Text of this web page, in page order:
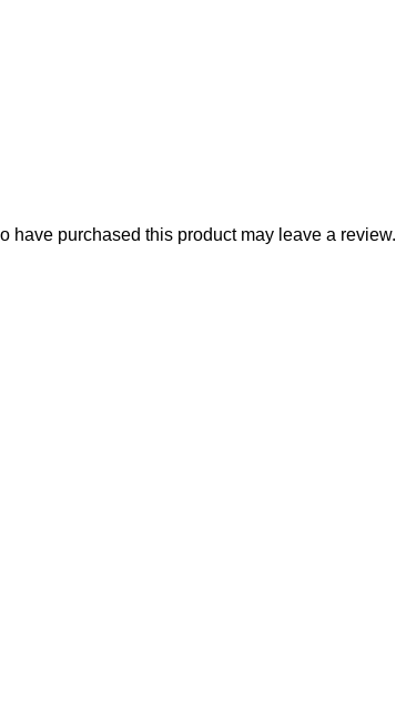
have purchased this product may leave a review.